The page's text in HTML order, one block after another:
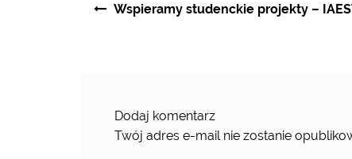
Wspieramy studenckie projekty –
Dodaj komentarz
Twój adres e-mail nie zostanie